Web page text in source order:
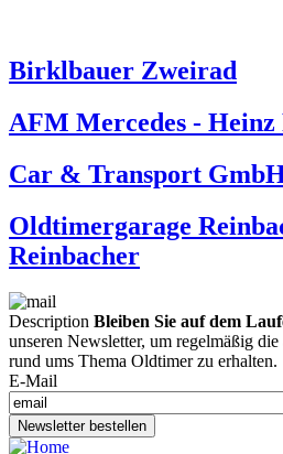
Birklbauer Zweirad
AFM Mercedes - Heinz
Car & Transport
Oldtimergarage
Reinbacher
Description Bleiben Sie auf dem
unseren Newsletter, um regelmäßig
rund ums Thema Oldtimer zu erhalten.
E-Mail
Newsletter bestellen